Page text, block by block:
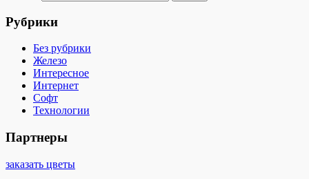
Рубрики
Без рубрики
Железо
Интересное
Интернет
Софт
Технологии
Партнеры
заказать цветы